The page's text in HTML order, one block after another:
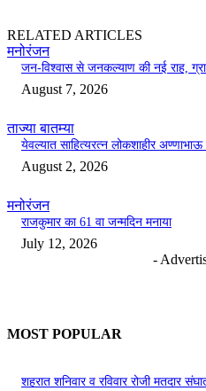
RELATED ARTICLES
मनोरंजन
जन-विश्वास से जनकल्याण की नई राह,
August 7, 2026
ताज्या बातम्या
येवल्यात साहित्यरत्न लोकशाहीर अण्णाभाऊ
August 2, 2026
मनोरंजन
राजकुमार का 61 वा जन्मदिन मनाया
July 12, 2026
-
MOST POPULAR
शहरात शनिवार व रविवार रोजी मतदार